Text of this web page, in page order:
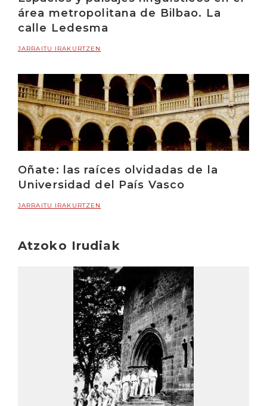
área metropolitana de Bilbao. La
calle Ledesma
JARRAITU IRAKURTZEN
Oñate: las raíces olvidadas de la
Universidad del País Vasco
JARRAITU IRAKURTZEN
Atzoko Irudiak